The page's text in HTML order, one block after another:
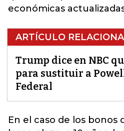
económicas
ARTÍCULO
Trump dice en NBC
para sustituir a
Federal
En el caso de los bonos